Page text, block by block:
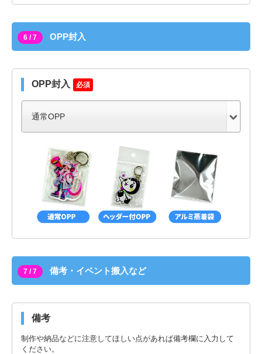
6 / 7 OPP封入
OPP封入 必須
7 / 7 備考・イベント搬入など
備考
制作や納品などに注意してほしい点があれば備考欄に入力して
ください。